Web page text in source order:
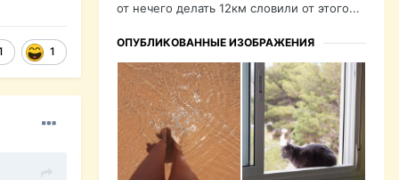
1
от нечего делать 12км словили от этого...
ОПУБЛИКОВАННЫЕ ИЗОБРАЖЕНИЯ